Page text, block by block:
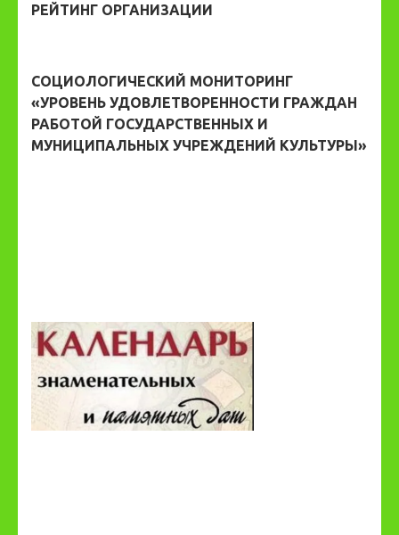
РЕЙТИНГ ОРГАНИЗАЦИИ
СОЦИОЛОГИЧЕСКИЙ МОНИТОРИНГ
«УРОВЕНЬ УДОВЛЕТВОРЕННОСТИ ГРАЖДАН
РАБОТОЙ ГОСУДАРСТВЕННЫХ И
МУНИЦИПАЛЬНЫХ УЧРЕЖДЕНИЙ КУЛЬТУРЫ»